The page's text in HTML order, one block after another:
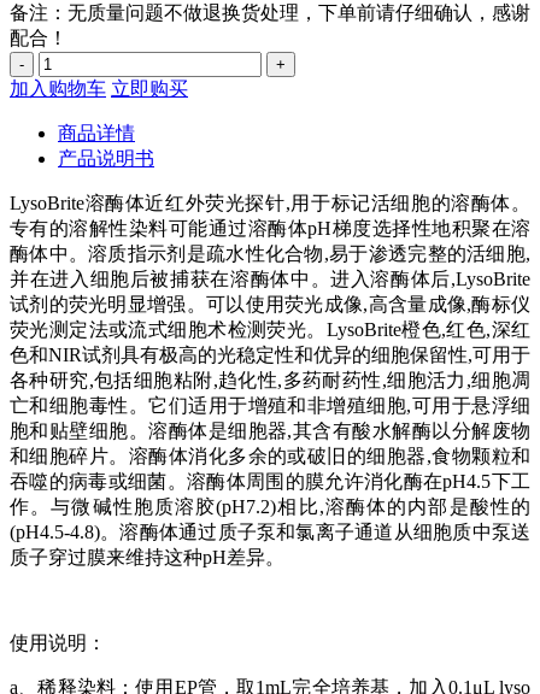
备注：无质量问题不做退换货处理，下单前请仔细确认，感谢
配合！
- +
加入购物车 立即购买
商品详情
产品说明书
LysoBrite溶酶体近红外荧光探针,用于标记活细胞的溶酶体。
专有的溶解性染料可能通过溶酶体pH梯度选择性地积聚在溶
酶体中。溶质指示剂是疏水性化合物,易于渗透完整的活细胞,
并在进入细胞后被捕获在溶酶体中。进入溶酶体后,LysoBrite
试剂的荧光明显增强。可以使用荧光成像,高含量成像,酶标仪
荧光测定法或流式细胞术检测荧光。LysoBrite橙色,红色,深红
色和NIR试剂具有极高的光稳定性和优异的细胞保留性,可用于
各种研究,包括细胞粘附,趋化性,多药耐药性,细胞活力,细胞凋
亡和细胞毒性。它们适用于增殖和非增殖细胞,可用于悬浮细
胞和贴壁细胞。溶酶体是细胞器,其含有酸水解酶以分解废物
和细胞碎片。溶酶体消化多余的或破旧的细胞器,食物颗粒和
吞噬的病毒或细菌。溶酶体周围的膜允许消化酶在pH4.5下工
作。与微碱性胞质溶胶(pH7.2)相比,溶酶体的内部是酸性的
(pH4.5-4.8)。溶酶体通过质子泵和氯离子通道从细胞质中泵送
质子穿过膜来维持这种pH差异。
使用说明：
a、稀释染料：使用EP管，取1mL完全培养基，加入0.1μL lyso